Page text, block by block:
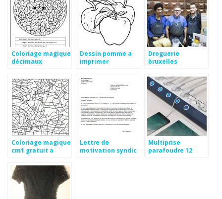
Coloriage magique
décimaux
Dessin pomme a
imprimer
Droguerie
bruxelles
Coloriage magique
cm1 gratuit a
Lettre de
motivation syndic
Multiprise
parafoudre 12